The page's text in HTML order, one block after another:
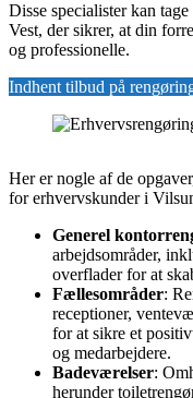
Disse specialister kan
Vest, der sikrer, at din
og professionelle.
Indhent tilbud på
Her er nogle af de
for erhvervskunder i
Generel
arbejdsområder,
overflader for at
Fællesområder:
receptioner,
for at sikre et
og medarbejdere.
Badeværelser:
herunder